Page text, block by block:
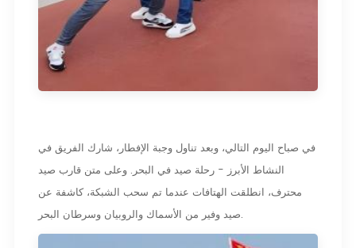
في صباح اليوم التالي، وبعد تناول وجبة الإفطار، شارك الفريق في
النشاط الأبرز - رحلة صيد في البحر. وعلى متن قارب صيد
محترف، انطلقت الهتافات عندما تم سحب الشبكة، كاشفة عن
صيد وفير من الأسماك والروبيان وسرطان البحر.